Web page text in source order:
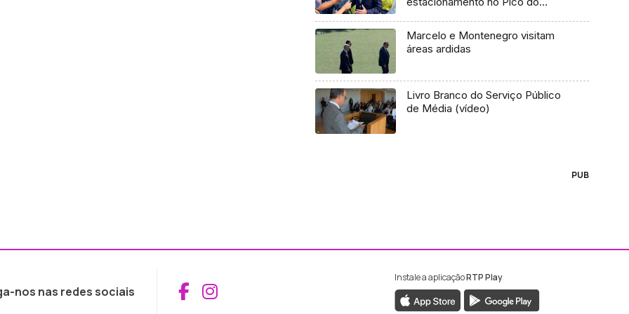
Marcelo e Montenegro visitam
áreas ardidas
Livro Branco do Serviço Público
de Média (vídeo)
PUB
nos nas redes sociais Aceder ao Facebook da RTP Madeira
Aceder ao Instagram da RTP Madeira
Instale a aplicaçãoRTP Play